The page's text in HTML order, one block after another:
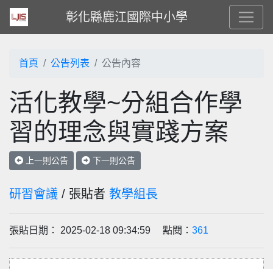
彰化縣鹿江國際中小學
首頁 公告列表 公告內容
活化教學~分組合作學
習的理念與實踐方案
上一則公告 下一則公告
研習會議 / 張貼者 教學組長
張貼日期： 2025-02-18 09:34:59 點閱： 361